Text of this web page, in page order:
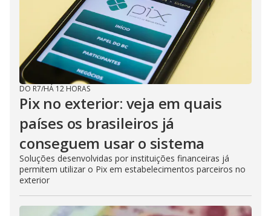
DO R7/HÁ 12 HORAS
Pix no exterior: veja em quais
países os brasileiros já
conseguem usar o sistema
Soluções desenvolvidas por instituições financeiras já
permitem utilizar o Pix em estabelecimentos parceiros no
exterior